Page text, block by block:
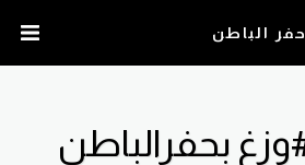
الباطن
بحفرالباطن